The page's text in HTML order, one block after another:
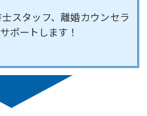
スタッフ、離婚カウンセラ
ポートします！